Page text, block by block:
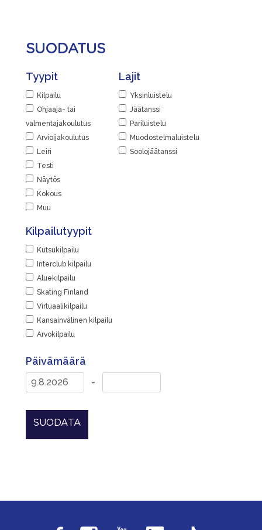
SUODATUS
Tyypit
Kilpailu
Ohjaaja- tai
valmentajakoulutus
Arvioijakoulutus
Leiri
Testi
Näytös
Kokous
Muu
Lajit
Yksinluistelu
Jäätanssi
Pariluistelu
Muodostelmaluistelu
Soolojäätanssi
Kilpailutyypit
Kutsukilpailu
Interclub kilpailu
Aluekilpailu
Skating Finland
Virtuaalikilpailu
Kansainvälinen kilpailu
Arvokilpailu
Päivämäärä
-
SUODATA